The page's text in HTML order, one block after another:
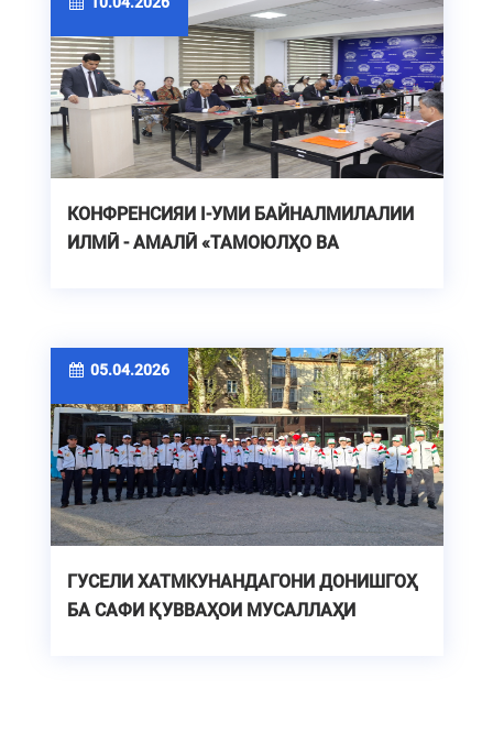
КОНФРЕНСИЯИ I-УМИ БАЙНАЛМИЛАЛИИ
ИЛМӢ - АМАЛӢ «ТАМОЮЛҲО ВА
05.04.2026
ГУСЕЛИ ХАТМКУНАНДАГОНИ ДОНИШГОҲ
БА САФИ ҚУВВАҲОИ МУСАЛЛАҲИ